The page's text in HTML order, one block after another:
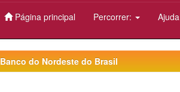
Página principal Percorrer: Ajuda
do Nordeste do Brasil